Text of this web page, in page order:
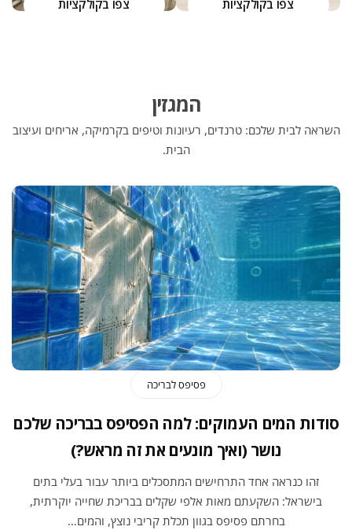
צפו בקולקציות צפו בקולקציות
המגזין
השראה לבית שלכם: טרנדים, רעיונות וטיפים בקרמיקה, אריחים ועיצוב
הבית.
פסיפס לבריכה
סודות המים העמוקים: למה הפסיפס בבריכה שלכם
נושר (ואיך מונעים את זה מראש?)
זהו כנראה אחד התרחישים המתסכלים ביותר עבור בעלי בתים
בישראל: השקעתם מאות אלפי שקלים בבריכת שחייה יוקרתית,
בחרתם פסיפס בגוון תכלת קריבי נוצץ, והמים…